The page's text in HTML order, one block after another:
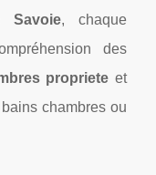
Savoie, chaque
des
propriete et
chambres ou